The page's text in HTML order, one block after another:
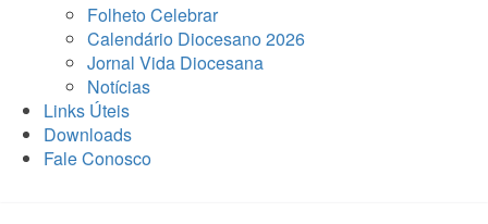
Folheto Celebrar
Calendário Diocesano 2026
Jornal Vida Diocesana
Notícias
Links Úteis
Downloads
Fale Conosco